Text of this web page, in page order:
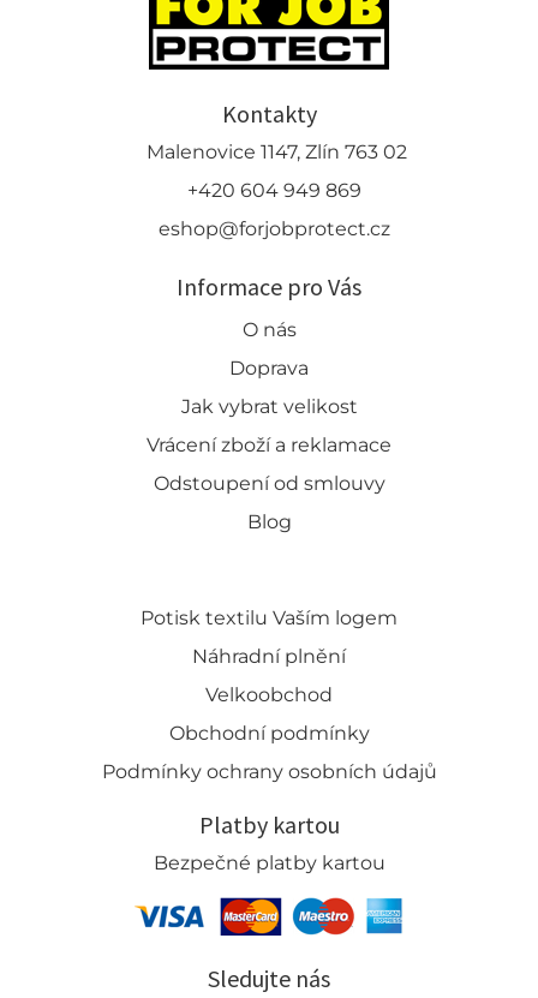
Kontakty
Malenovice 1147, Zlín 763 02
+420 604 949 869
eshop@forjobprotect.cz
Informace pro Vás
O nás
Doprava
Jak vybrat velikost
Vrácení zboží a reklamace
Odstoupení od smlouvy
Blog
Potisk textilu Vaším logem
Náhradní plnění
Velkoobchod
Obchodní podmínky
Podmínky ochrany osobních údajů
Platby kartou
Bezpečné platby kartou
Sledujte nás